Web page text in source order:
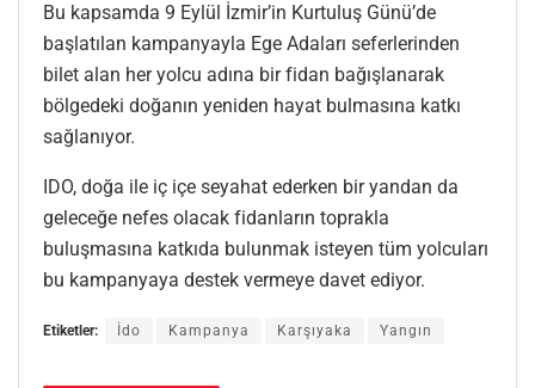
Bu kapsamda 9 Eylül İzmir’in Kurtuluş Günü’de
başlatılan kampanyayla Ege Adaları seferlerinden
bilet alan her yolcu adına bir fidan bağışlanarak
bölgedeki doğanın yeniden hayat bulmasına katkı
sağlanıyor.
IDO, doğa ile iç içe seyahat ederken bir yandan da
geleceğe nefes olacak fidanların toprakla
buluşmasına katkıda bulunmak isteyen tüm yolcuları
bu kampanyaya destek vermeye davet ediyor.
Etiketler: İdo Kampanya Karşıyaka Yangın